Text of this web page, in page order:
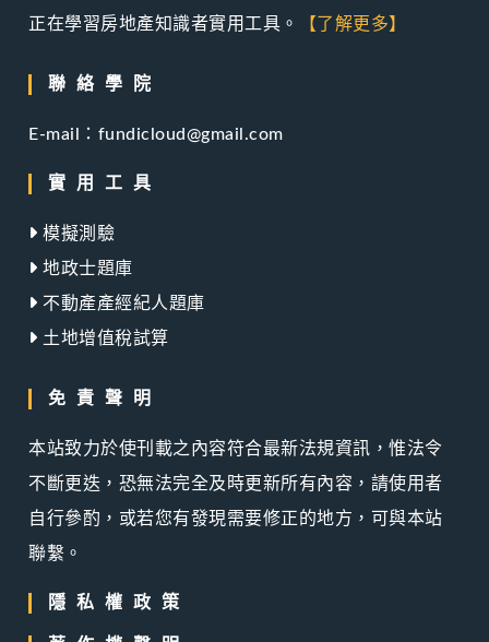
正在學習房地產知識者實用工具。
【了解更多】
聯絡學院
E-mail：fundicloud@gmail.com
實用工具
模擬測驗
地政士題庫
不動產產經紀人題庫
土地增值稅試算
免責聲明
本站致力於使刊載之內容符合最新法規資訊，惟法令
不斷更迭，恐無法完全及時更新所有內容，請使用者
自行參酌，或若您有發現需要修正的地方，可與本站
聯繫。
隱私權政策